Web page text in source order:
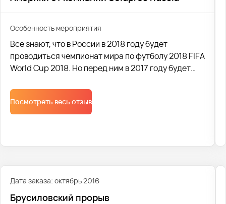
Особенность мероприятия
Все знают, что в России в 2018 году будет
проводиться чемпионат мира по футболу 2018 FIFA
World Cup 2018. Но перед ним в 2017 году будет
среди национальных сборных, проводимый под
эгидой ФИФА, именуемый как кубок конфедераций.
Событие мирового масштаба съедутся освещать
Посмотреть весь отзыв
Дата заказа: октябрь 2016
Брусиловский прорыв